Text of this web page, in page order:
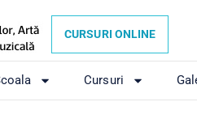
CURSURI ONLINE
Cursuri